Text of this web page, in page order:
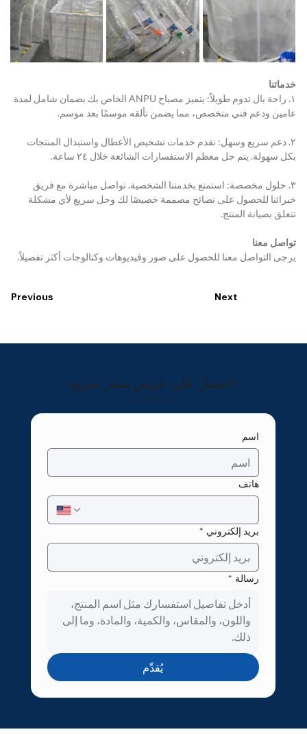
خدماتنا
١. راحة بال تدوم طويلاً: يتميز مصباح ANPU الخاص بك بضمان شامل لمدة
عامين ودعم فني متخصص، مما يضمن تألقه موسمًا بعد موسم.
٢. دعم سريع وسهل: نقدم خدمات تشخيص الأعطال واستبدال المنتجات
بكل سهولة. يتم حل معظم الاستفسارات الشائعة خلال ٢٤ ساعة.
٣. حلول مخصصة: استمتع بخدمتنا الشخصية. تواصل مباشرة مع فريق
خبرائنا للحصول على نصائح مصممة خصيصًا لك وحل سريع لأي مشكلة
تتعلق بصيانة المنتج.
تواصل معنا
يرجى التواصل معنا للحصول على صور وفيديوهات وكتالوجات أكثر تفصيلاً.
Previous Next
احصل على عرض سعر سريع!
اسم
هاتف
بريد إلكتروني *
رسالة *
يُقدِّم